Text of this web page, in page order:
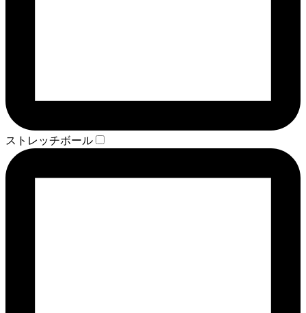
ストレッチボール